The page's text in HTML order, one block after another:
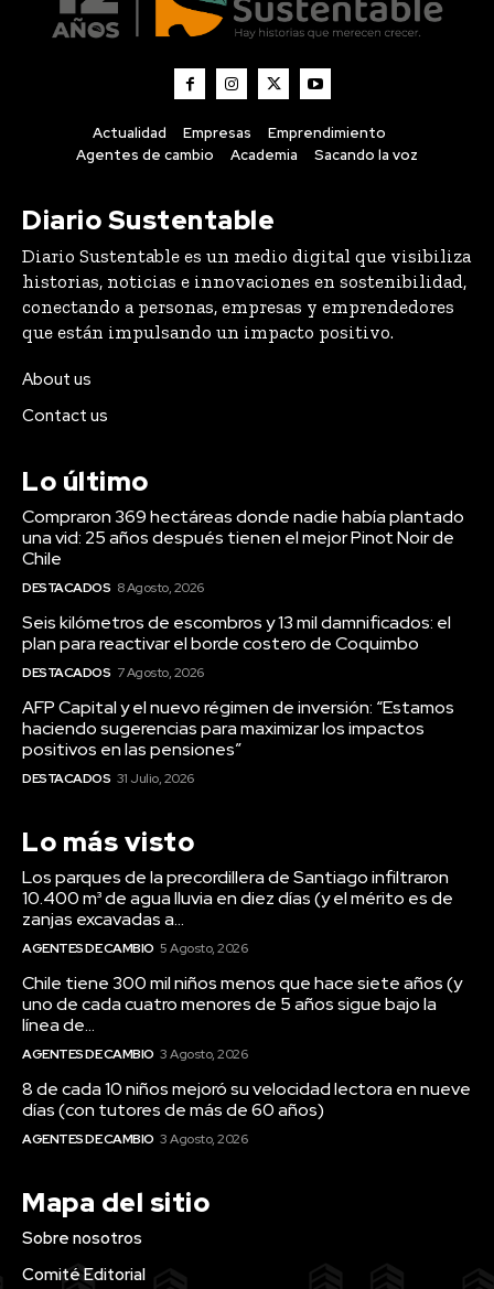
Actualidad Empresas
Emprendimiento
Agentes de cambio
Academia Sacando la voz
Diario Sustentable
Diario Sustentable es un medio digital que visibiliza
historias, noticias e innovaciones en sostenibilidad,
conectando a personas, empresas y emprendedores
que están impulsando un impacto positivo.
About us
Contact us
Lo último
Compraron 369 hectáreas donde nadie había plantado
una vid: 25 años después tienen el mejor Pinot Noir de
Chile
DESTACADOS 8 Agosto, 2026
Seis kilómetros de escombros y 13 mil damnificados: el
plan para reactivar el borde costero de Coquimbo
DESTACADOS 7 Agosto, 2026
AFP Capital y el nuevo régimen de inversión: “Estamos
haciendo sugerencias para maximizar los impactos
positivos en las pensiones”
DESTACADOS 31 Julio, 2026
Lo más visto
Los parques de la precordillera de Santiago infiltraron
10.400 m³ de agua lluvia en diez días (y el mérito es de
zanjas excavadas a...
AGENTES DE CAMBIO 5 Agosto, 2026
Chile tiene 300 mil niños menos que hace siete años (y
uno de cada cuatro menores de 5 años sigue bajo la
línea de...
AGENTES DE CAMBIO 3 Agosto, 2026
8 de cada 10 niños mejoró su velocidad lectora en nueve
días (con tutores de más de 60 años)
AGENTES DE CAMBIO 3 Agosto, 2026
Mapa del sitio
Sobre nosotros
Comité Editorial